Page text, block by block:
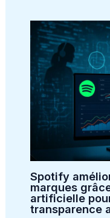
Spotify
marques
artificielle
transparence